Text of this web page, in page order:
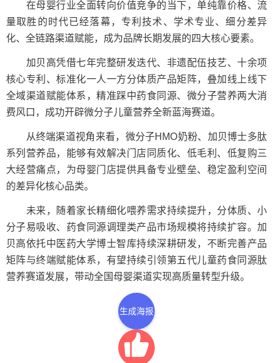
在母婴行业全面转向价值竞争的当下，单纯靠价格、流
量取胜的时代已经落幕，专利技术、学术专业、细分差异
化、全链路渠道赋能，成为品牌长期发展的四大核心要素。
加贝高凭借七年完整研发迭代、非遗配伍技艺、十余项
核心专利、标准化一人一方分体质产品矩阵，叠加线上线下
全域渠道赋能体系，精准踩中药食同源、微分子营养两大消
费风口，成功开辟微分子儿童营养全新蓝海赛道。
从终端渠道视角来看，微分子HMO奶粉、加贝博士多肽
系列营养品，能够有效解决门店同质化、低毛利、低复购三
大经营痛点，为母婴门店提供具备专业壁垒、稳定盈利空间
的差异化核心品类。
未来，随着家长精细化喂养需求持续提升，分体质、小
分子易吸收、药食同源调理类产品市场规模将持续扩容。加
贝高依托中医药大学博士智库持续深耕研发，不断完善产品
矩阵与终端赋能体系，有望持续引领第五代儿童药食同源肽
营养赛道发展，带动全国母婴渠道实现高质量转型升级。
生成海报